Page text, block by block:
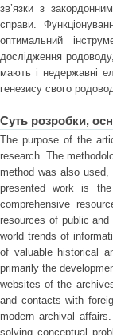
зв’язки з
справи.
оптимальний
дослідження
мають і недержавні
генезису свого
Суть розробки,
The purpose of the
research. The
method was also
presented work is
comprehensive
resources of public
world trends of
of valuable historical
primarily the
websites of the
and contacts with
modern archival
solving conceptual